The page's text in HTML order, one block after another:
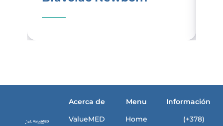
Acerca de
ValueMED
Menu
Home
Información
(+378)